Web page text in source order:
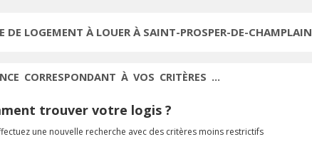
DE LOGEMENT À LOUER À SAINT-PROSPER-DE-CHAMPLAIN
CORRESPONDANT À VOS CRITÈRES ...
trouver votre logis ?
une nouvelle recherche avec des critères moins restrictifs